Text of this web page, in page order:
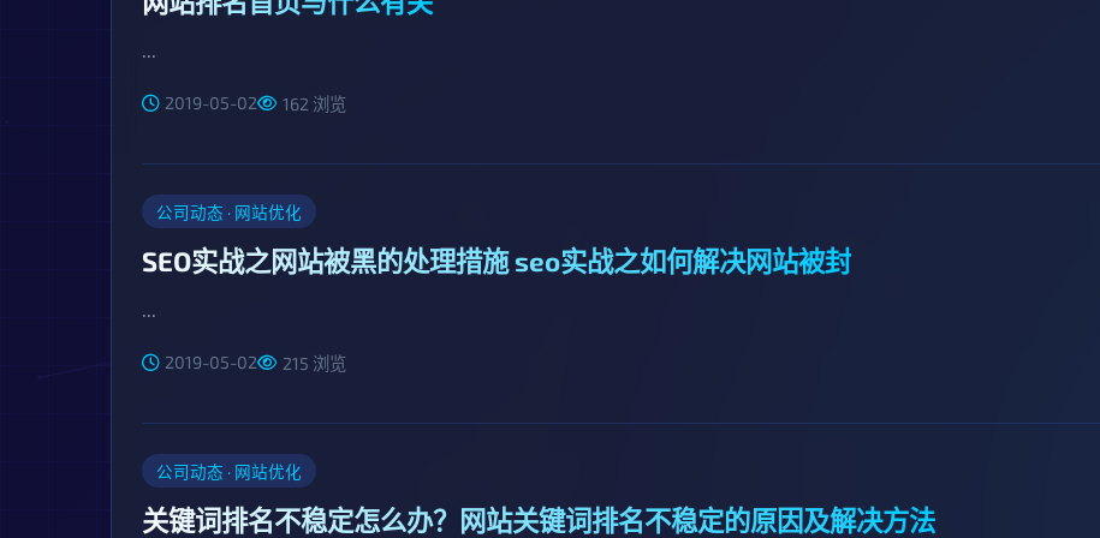
...
2019-05-02 162 浏览
公司动态 · 网站优化
SEO实战之网站被黑的处理措施 seo实战之如何解决网站被封
...
2019-05-02 215 浏览
公司动态 · 网站优化
关键词排名不稳定怎么办？网站关键词排名不稳定的原因及解决方法